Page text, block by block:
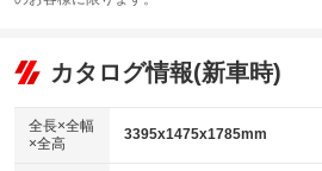
リフトアップ
：装備なし
：装備なし
パワーウィンドウ
ビジュアル：-／DVD再生
：装備あり
：装備あり
革シート
カタログ情報(新車時)
全長×全幅
×全高
3395x1475x1785mm